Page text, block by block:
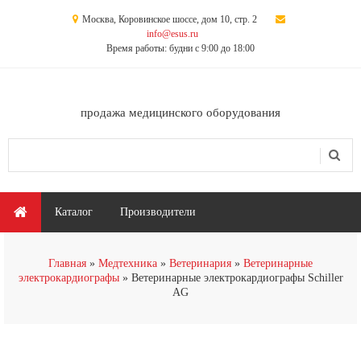
Москва, Коровинское шоссе, дом 10, стр. 2
info@esus.ru
Время работы: будни с 9:00 до 18:00
продажа медицинского оборудования
Главное меню
Каталог Производители
Главная Медтехника Ветеринария
Ветеринарные
электрокардиографы
Ветеринарные электрокардиографы Schiller
AG